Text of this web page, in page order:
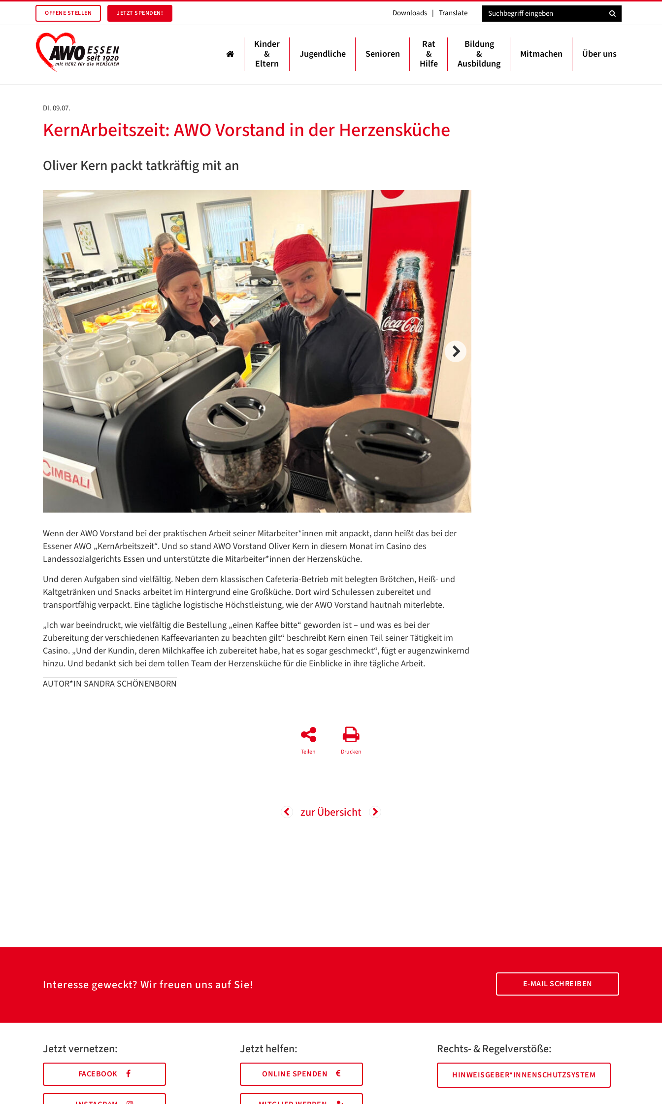
OFFENE STELLEN JETZT SPENDEN! Downloads | Translate
Kinder
&
Eltern
Jugendliche Senioren
Rat
&
Hilfe
Bildung
&
Ausbildung
Mitmachen Über uns
DI. 09.07.
KernArbeitszeit: AWO Vorstand in der Herzensküche
Oliver Kern packt tatkräftig mit an
Wenn der AWO Vorstand bei der praktischen Arbeit seiner Mitarbeiter*innen mit anpackt, dann heißt das bei der
Essener AWO „KernArbeitszeit“. Und so stand AWO Vorstand Oliver Kern in diesem Monat im Casino des
Landessozialgerichts Essen und unterstützte die Mitarbeiter*innen der Herzensküche.
Und deren Aufgaben sind vielfältig. Neben dem klassischen Cafeteria-Betrieb mit belegten Brötchen, Heiß- und
Kaltgetränken und Snacks arbeitet im Hintergrund eine Großküche. Dort wird Schulessen zubereitet und
transportfähig verpackt. Eine tägliche logistische Höchstleistung, wie der AWO Vorstand hautnah miterlebte.
„Ich war beeindruckt, wie vielfältig die Bestellung „einen Kaffee bitte“ geworden ist – und was es bei der
Zubereitung der verschiedenen Kaffeevarianten zu beachten gilt“ beschreibt Kern einen Teil seiner Tätigkeit im
Casino. „Und der Kundin, deren Milchkaffee ich zubereitet habe, hat es sogar geschmeckt“, fügt er augenzwinkernd
hinzu. Und bedankt sich bei dem tollen Team der Herzensküche für die Einblicke in ihre tägliche Arbeit.
AUTOR*IN SANDRA SCHÖNENBORN
Teilen Drucken
zur Übersicht
Interesse geweckt? Wir freuen uns auf Sie! E-MAIL SCHREIBEN
Jetzt vernetzen:
FACEBOOK
Jetzt helfen:
ONLINE SPENDEN
Rechts- & Regelverstöße:
HINWEISGEBER*INNENSCHUTZSYSTEM
Google Datenschutzerklärung
Übersetzen
/
Translate